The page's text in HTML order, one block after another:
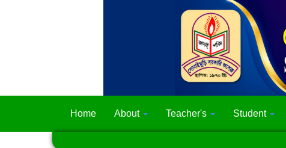
Home About Teacher's Student